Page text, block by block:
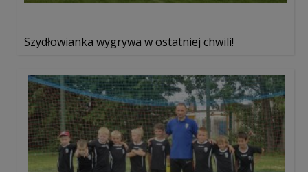
Szydłowianka wygrywa w ostatniej chwili!